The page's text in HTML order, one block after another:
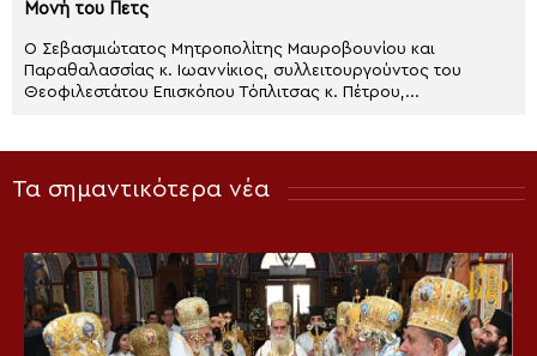
Μονή του Πετς
Ο Σεβασμιώτατος Μητροπολίτης Μαυροβουνίου και
Παραθαλασσίας κ. Ιωαννίκιος, συλλειτουργούντος του
Θεοφιλεστάτου Επισκόπου Τόπλιτσας κ. Πέτρου,...
Τα σημαντικότερα νέα